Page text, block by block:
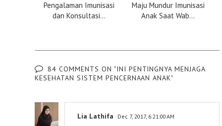
Pengalaman Imunisasi
dan Konsultasi...
Maju Mundur Imunisasi
Anak Saat Wab...
84 COMMENTS ON "INI PENTINGNYA MENJAGA
KESEHATAN SISTEM PENCERNAAN ANAK"
Lia Lathifa Dec 7, 2017, 6:21:00 AM